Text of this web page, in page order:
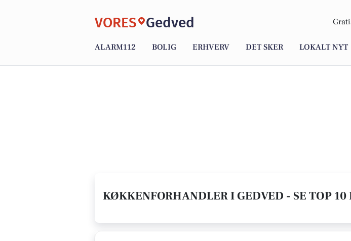
VORES Gedved
ALARM112 BOLIG ERHVERV DET SKER LOKALT NYT
KØKKENFORHANDLER I GEDVED - SE TOP